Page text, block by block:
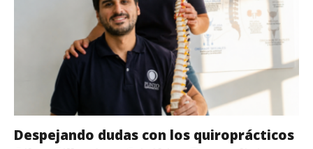
Despejando dudas con los quiroprácticos